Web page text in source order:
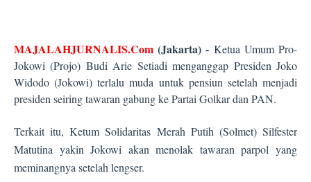
MAJALAHJURNALIS.Com(Jakarta) - Ketua Umum Pro-
Jokowi (Projo) Budi Arie Setiadi menganggap Presiden Joko
Widodo (Jokowi) terlalu muda untuk pensiun setelah menjadi
presiden seiring tawaran gabung ke Partai Golkar dan PAN.
Terkait itu, Ketum Solidaritas Merah Putih (Solmet) Silfester
Matutina yakin Jokowi akan menolak tawaran parpol yang
meminangnya setelah lengser.